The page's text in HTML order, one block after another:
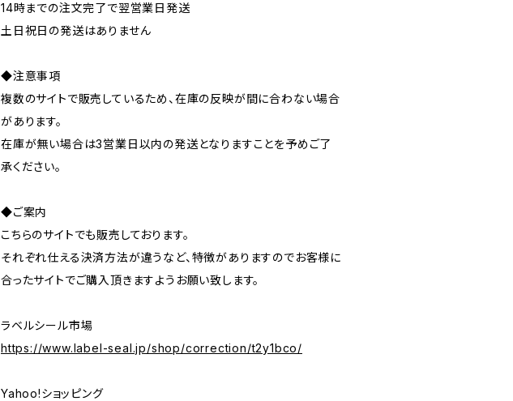
14時までの注文完了で翌営業日発送
土日祝日の発送はありません
◆注意事項
複数のサイトで販売しているため、在庫の反映が間に合わない場合
があります。
在庫が無い場合は3営業日以内の発送となりますことを予めご了
承ください。
◆ご案内
こちらのサイトでも販売しております。
それぞれ仕える決済方法が違うなど、特徴がありますのでお客様に
合ったサイトでご購入頂きますようお願い致します。
ラベルシール市場
https://www.label-seal.jp/shop/correction/t2y1bco/
Yahoo!ショッピング